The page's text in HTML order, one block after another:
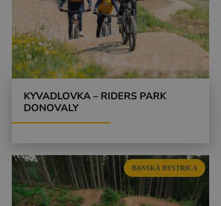
KYVADLOVKA – RIDERS PARK
DONOVALY
BANSKÁ BYSTRICA